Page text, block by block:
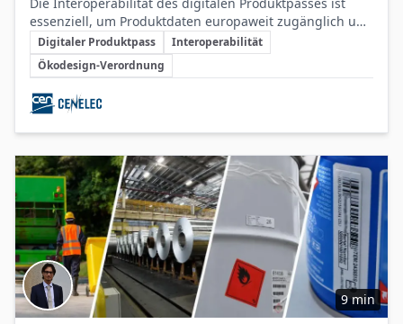
essenziell, um Produktdaten europaweit zugänglich und
nutzbar zu machen und dadurch neue Chancen für
nachhaltige Unternehmensstrategien zu schaffen.
Schlüsselthemen
Digitaler Produktpass
Interoperabilität
Ökodesign-Verordnung
Beteiligte Unternehmen
9 min